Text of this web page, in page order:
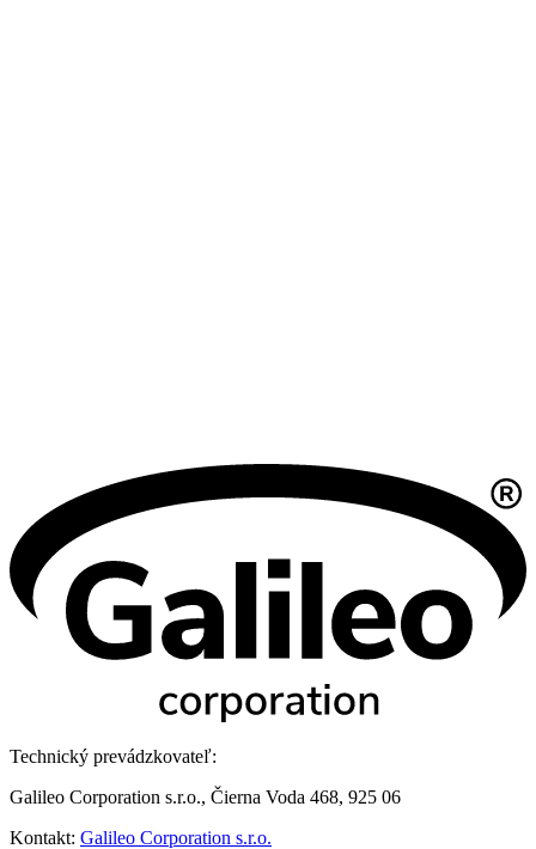
Technický prevádzkovateľ:
Galileo Corporation s.r.o., Čierna Voda 468, 925 06
Kontakt: Galileo Corporation s.r.o.